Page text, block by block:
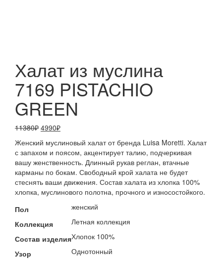
Халат из муслина
7169 PISTACHIO
GREEN
11380₽ Первоначальная
составляла
11380₽.
4990₽Текущая
4990₽.
Женский муслиновый халат от бренда Luisa Moretti. Халат
с запахом и поясом, акцентирует талию, подчеркивая
вашу женственность. Длинный рукав реглан, втачные
карманы по бокам. Свободный крой халата не будет
стеснять ваши движения. Состав халата из хлопка 100%
хлопка, муслинового полотна, прочного и износостойкого.
Пол
женский
Коллекция
Летная коллекция
Состав изделияХлопок 100%
Узор
Однотонный